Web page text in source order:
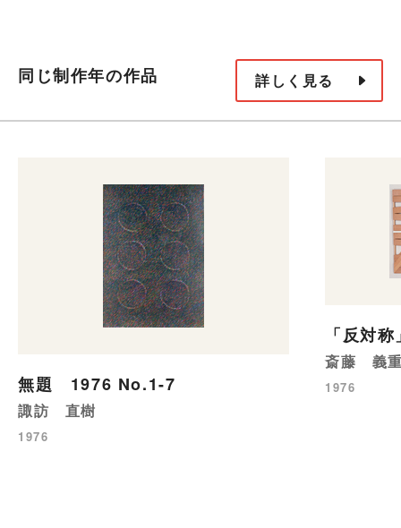
同じ制作年の作品 詳しく見る
無題 1976 No.1-7
諏訪 直樹
1976
「反対
斎藤 義
1976